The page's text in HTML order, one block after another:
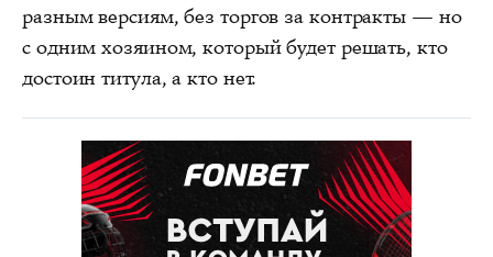
разным версиям, без торгов за контракты — но
с одним хозяином, который будет решать, кто
достоин титула, а кто нет.